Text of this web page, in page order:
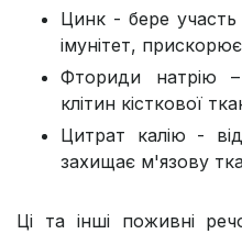
Цинк - бере участь
імунітет,
Фториди натрію
клітин кісткової
Цитрат калію -
захищає м'язову
Ці та інші поживні